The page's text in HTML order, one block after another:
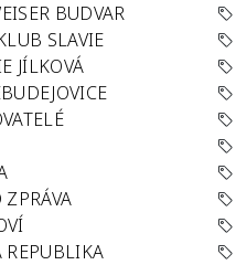
BUDVAR
SLAVIE
JÍLKOVÁ
ZPRÁVA
REPUBLIKA